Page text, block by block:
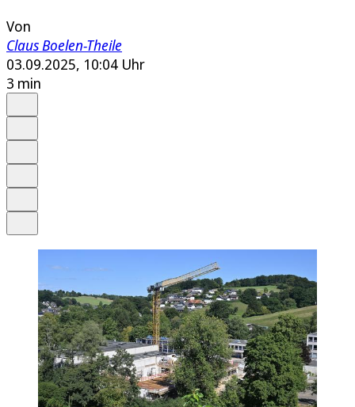
Von
Claus Boelen-Theile
03.09.2025, 10:04 Uhr
3 min